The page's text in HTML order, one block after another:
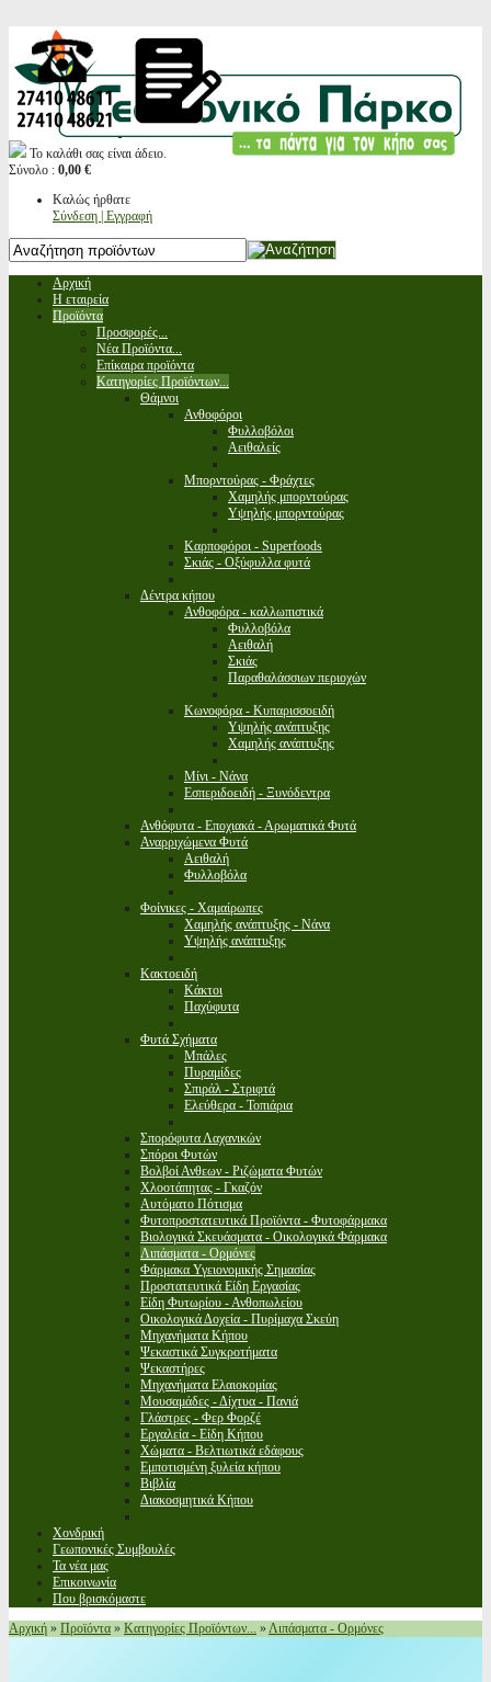
Το καλάθι σας είναι άδειο.
Σύνολο : 0,00 €
Καλώς ήρθατε
Σύνδεση | Εγγραφή
Αρχική
Η εταιρεία
Προϊόντα
Προσφορές...
Νέα Προϊόντα...
Επίκαιρα προϊόντα
Κατηγορίες Προϊόντων...
Θάμνοι
Ανθοφόροι
Φυλλοβόλοι
Αειθαλείς
Μπορντούρας - Φράχτες
Χαμηλής μπορντούρας
Υψηλής μπορντούρας
Καρποφόροι - Superfoods
Σκιάς - Οξύφυλλα φυτά
Δέντρα κήπου
Ανθοφόρα - καλλωπιστικά
Φυλλοβόλα
Αειθαλή
Σκιάς
Παραθαλάσσιων περιοχών
Κωνοφόρα - Κυπαρισσοειδή
Υψηλής ανάπτυξης
Χαμηλής ανάπτυξης
Μίνι - Νάνα
Εσπεριδοειδή - Ξυνόδεντρα
Ανθόφυτα - Εποχιακά - Αρωματικά Φυτά
Αναρριχώμενα Φυτά
Αειθαλή
Φυλλοβόλα
Φοίνικες - Χαμαίρωπες
Χαμηλής ανάπτυξης - Νάνα
Υψηλής ανάπτυξης
Κακτοειδή
Κάκτοι
Παχύφυτα
Φυτά Σχήματα
Μπάλες
Πυραμίδες
Σπιράλ - Στριφτά
Ελεύθερα - Τοπιάρια
Σπορόφυτα Λαχανικών
Σπόροι Φυτών
Βολβοί Ανθεων - Ριζώματα Φυτών
Χλοοτάπητας - Γκαζόν
Αυτόματο Πότισμα
Φυτοπροστατευτικά Προϊόντα - Φυτοφάρμακα
Βιολογικά Σκευάσματα - Οικολογικά Φάρμακα
Λιπάσματα - Ορμόνες
Φάρμακα Υγειονομικής Σημασίας
Προστατευτικά Είδη Εργασίας
Είδη Φυτωρίου - Ανθοπωλείου
Οικολογικά Δοχεία - Πυρίμαχα Σκεύη
Μηχανήματα Κήπου
Ψεκαστικά Συγκροτήματα
Ψεκαστήρες
Μηχανήματα Ελαιοκομίας
Μουσαμάδες - Δίχτυα - Πανιά
Γλάστρες - Φερ Φορζέ
Εργαλεία - Είδη Κήπου
Χώματα - Βελτιωτικά εδάφους
Εμποτισμένη ξυλεία κήπου
Βιβλία
Διακοσμητικά Κήπου
Χονδρική
Γεωπονικές Συμβουλές
Τα νέα μας
Επικοινωνία
Που βρισκόμαστε
Αρχική » Προϊόντα » Κατηγορίες Προϊόντων... »Λιπάσματα - Ορμόνες